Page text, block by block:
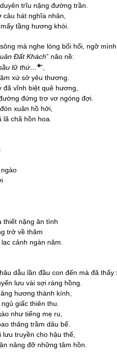
trĩu nặng đường trần.
hát nghĩa nhân,
tầng hương khói.
mà nghe lòng bổi hổi, ngỡ
Đất Khách” não nề:
lữ thứ…*”,
xứ sở yêu thương.
đã vĩnh biệt quê hương,
đứng trơ vơ ngóng đợi.
xuân hồ hởi,
chã hồn hoa.
thiết nặng ân tình
trở về thăm
cảnh ngàn năm.
dẫu lần đầu con đến mà đã
lưu vài sợi ráng hồng.
hương thành kính,
giấc thiên thu.
như tiếng mẹ ru,
thăng trầm dâu bể.
lưu truyền cho hậu thế,
nâng đỡ những tâm hồn.